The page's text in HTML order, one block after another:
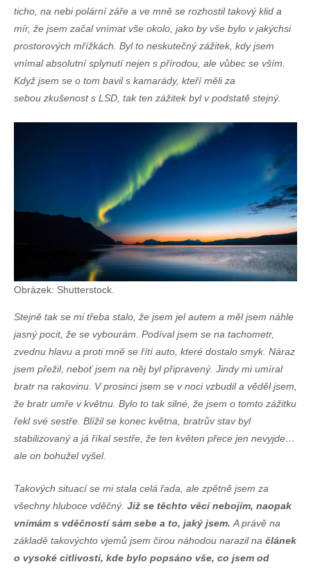
ticho, na nebi polární záře a ve mně se rozhostil takový klid a
mír, že jsem začal vnímat vše okolo, jako by vše bylo v jakýchsi
prostorových mřížkách. Byl to neskutečný zážitek, kdy jsem
vnímal absolutní splynutí nejen s přírodou, ale vůbec se vším.
Když jsem se o tom bavil s kamarády, kteří měli za
sebou zkušenost s LSD, tak ten zážitek byl v podstatě stejný.
Obrázek: Shutterstock.
Stejně tak se mi třeba stalo, že jsem jel autem a měl jsem náhle
jasný pocit, že se vybourám. Podíval jsem se na tachometr,
zvednu hlavu a proti mně se řítí auto, které dostalo smyk. Náraz
jsem přežil, neboť jsem na něj byl připravený. Jindy mi umíral
bratr na rakovinu. V prosinci jsem se v noci vzbudil a věděl jsem,
že bratr umře v květnu. Bylo to tak silné, že jsem o tomto zážitku
řekl své sestře. Blížil se konec května, bratrův stav byl
stabilizovaný a já říkal sestře, že ten květen přece jen nevyjde…
ale on bohužel vyšel.
Takových situací se mi stala celá řada, ale zpětně jsem za
všechny hluboce vděčný. Již se těchto věcí nebojím, naopak
vnímám s vděčností sám sebe a to, jaký jsem. A právě na
základě takovýchto vjemů jsem čirou náhodou narazil na článek
o vysoké citlivosti, kde bylo popsáno vše, co jsem od